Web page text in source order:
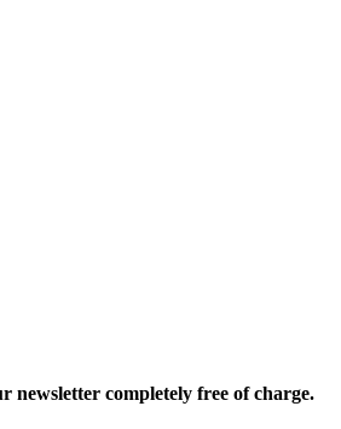
newsletter completely free of charge.